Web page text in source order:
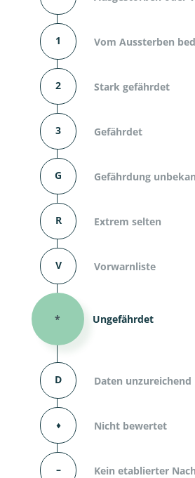
1 Vom Aussterben
2 Stark gefährdet
3 Gefährdet
G Gefährdung
R Extrem selten
V Vorwarnliste
* Ungefährdet
D Daten unzureichend
⬧ Nicht bewertet
– Kein etablierter